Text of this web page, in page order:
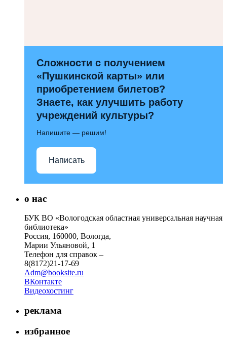
Сложности с получением
«Пушкинской карты» или
приобретением билетов?
Знаете, как улучшить работу
учреждений культуры?
Напишите — решим!
Написать
о нас
БУК ВО «Вологодская областная универсальная научная
библиотека»
Россия, 160000, Вологда,
Марии Ульяновой, 1
Телефон для справок –
8(8172)21-17-69
Adm@booksite.ru
ВКонтакте
Видеохостинг
реклама
избранное